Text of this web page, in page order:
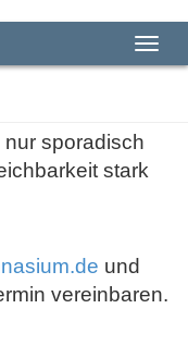
sporadisch
stark
und
vereinbaren.